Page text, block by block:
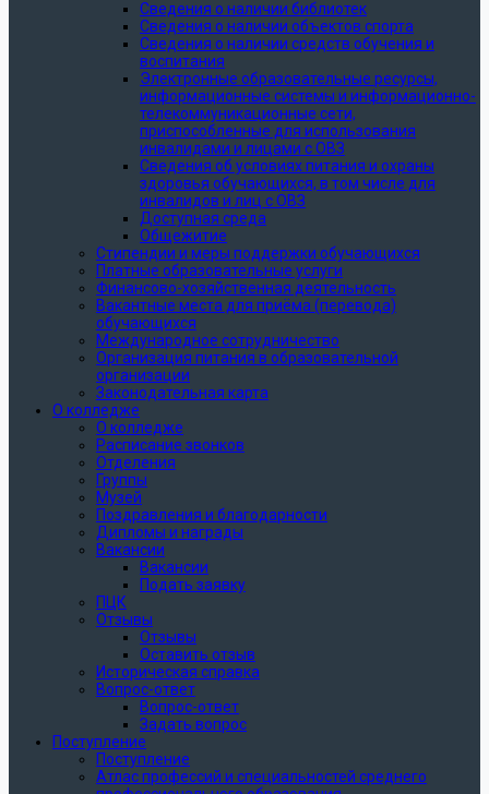
Сведения о наличии библиотек
Сведения о наличии объектов спорта
Сведения о наличии средств обучения и
воспитания
Электронные образовательные ресурсы,
информационные системы и информационно-
телекоммуникационные сети,
приспособленные для использования
инвалидами и лицами с ОВЗ
Сведения об условиях питания и охраны
здоровья обучающихся, в том числе для
инвалидов и лиц с ОВЗ
Доступная среда
Общежитие
Стипендии и меры поддержки обучающихся
Платные образовательные услуги
Финансово-хозяйственная деятельность
Вакантные места для приёма (перевода)
обучающихся
Международное сотрудничество
Организация питания в образовательной
организации
Законодательная карта
О колледже
О колледже
Расписание звонков
Отделения
Группы
Музей
Поздравления и благодарности
Дипломы и награды
Вакансии
Вакансии
Подать заявку
ПЦК
Отзывы
Отзывы
Оставить отзыв
Историческая справка
Вопрос-ответ
Вопрос-ответ
Задать вопрос
Поступление
Поступление
Атлас профессий и специальностей среднего